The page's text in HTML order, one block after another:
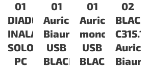
01
DIADEMA
INALAMBRICA
SOLO
PC
01
Auricular
Biaural
USB
BLACKWIRE
01
Auricular
monoaural
USB
BLACKWIRE
02
C315.1